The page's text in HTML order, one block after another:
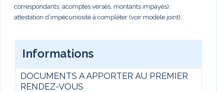
correspondants, acomptes versés, montants impayés),
attestation d’impécuniosité à compléter (voir modèle joint).
Informations
DOCUMENTS A APPORTER AU PREMIER
RENDEZ-VOUS